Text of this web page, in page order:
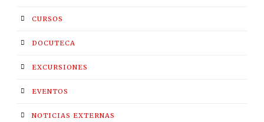
CURSOS
DOCUTECA
EXCURSIONES
EVENTOS
NOTICIAS EXTERNAS